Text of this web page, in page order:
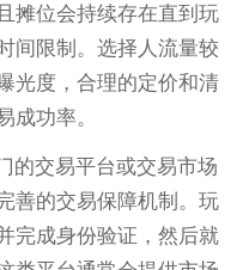
摊位会持续存在直到玩
间限制。选择人流量较
光度，合理的定价和清
成功率。
的交易平台或交易市场
善的交易保障机制。玩
完成身份验证，然后就